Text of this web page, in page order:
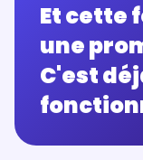
Et cette
une
C'est